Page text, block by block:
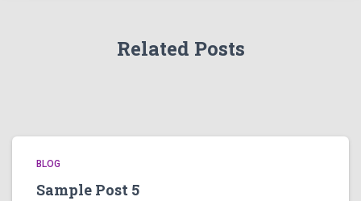
Related Posts
BLOG
Sample Post 5